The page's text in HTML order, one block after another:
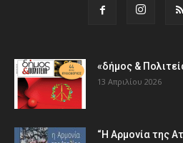
«δήμος &
13 Απριλίου 2026
“Η Αρμονία της